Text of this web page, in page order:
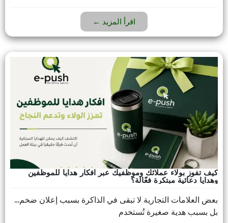
اقرأ المزيد ←
كيف تفوز بولاء عملائك وموظفيك عبر افكار هدايا للموظفين
وهدايا دعائية مبتكرة فعّالة؟
بعض العلامات التجارية لا تبقى في الذاكرة بسبب إعلان ضخم…
بل بسبب هدية صغيرة تُستخدم